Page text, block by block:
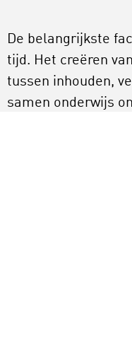
De belangrijkste
tijd. Het creëren
tussen inhouden,
samen onderwijs